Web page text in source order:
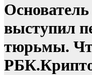
выступил
тюрьмы.